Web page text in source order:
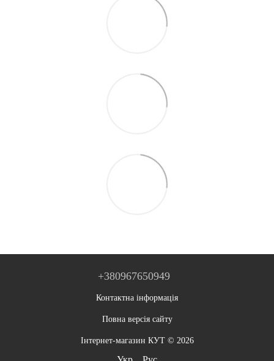
+380967650949
Контактна інформація
Повна версія сайту
Інтернет-магазин КУТ © 2026